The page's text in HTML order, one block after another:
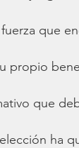
que
propio
que
ha